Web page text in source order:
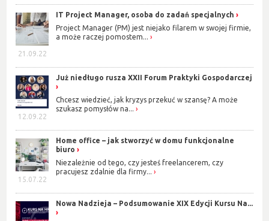
21.09.22
IT Project Manager, osoba do zadań specjalnych
Project Manager (PM) jest niejako filarem w swojej firmie,
a może raczej pomostem...
12.09.22
Już niedługo rusza XXII Forum Praktyki Gospodarczej
Chcesz wiedzieć, jak kryzys przekuć w szansę? A może
szukasz pomysłów na...
15.07.22
Home office – jak stworzyć w domu funkcjonalne
biuro
Niezależnie od tego, czy jesteś freelancerem, czy
pracujesz zdalnie dla firmy...
Nowa Nadzieja – Podsumowanie XIX Edycji Kursu Na...